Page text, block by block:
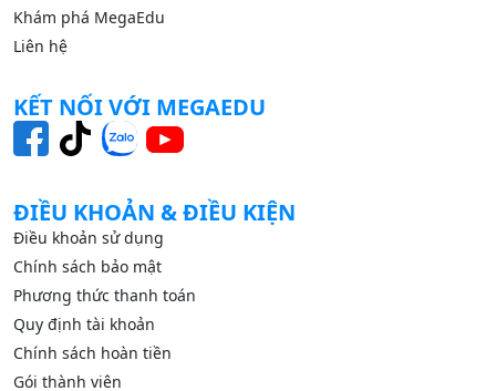
Khám phá MegaEdu
Liên hệ
KẾT NỐI VỚI MEGAEDU
ĐIỀU KHOẢN & ĐIỀU KIỆN
Điều khoản sử dụng
Chính sách bảo mật
Phương thức thanh toán
Quy định tài khoản
Chính sách hoàn tiền
Gói thành viên